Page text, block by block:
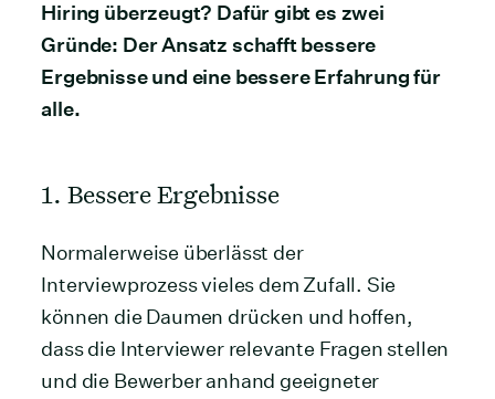
Hiring überzeugt? Dafür gibt es zwei
Gründe: Der Ansatz schafft bessere
Ergebnisse und eine bessere Erfahrung für
alle.
1. Bessere Ergebnisse
Normalerweise überlässt der
Interviewprozess vieles dem Zufall. Sie
können die Daumen drücken und hoffen,
dass die Interviewer relevante Fragen stellen
und die Bewerber anhand geeigneter